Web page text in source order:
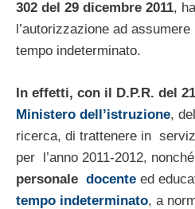
302 del 29 dicembre 2011,
l’autorizzazione ad
tempo indeterminato.
In effetti, con il D.P.R. del
Ministero dell’istruzione,
ricerca, di trattenere in
per l’anno 2011-2012,
personale docente ed
tempo indeterminato, a